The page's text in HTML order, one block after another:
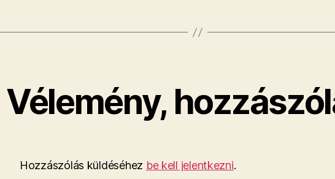
Vélemény,
Hozzászólás küldéséhez be kell jelentkezni.